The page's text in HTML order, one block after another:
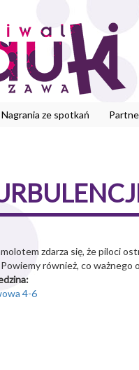
Nagrania ze spotkań
zdarza się, że piloci
również, co
4-6